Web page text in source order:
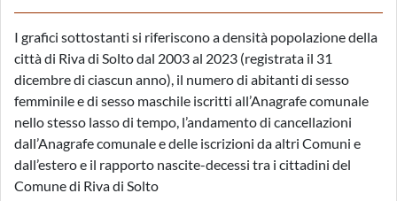
I grafici sottostanti si riferiscono a densità popolazione della
città di Riva di Solto dal 2003 al 2023 (registrata il 31
dicembre di ciascun anno), il numero di abitanti di sesso
femminile e di sesso maschile iscritti all’Anagrafe comunale
nello stesso lasso di tempo, l’andamento di cancellazioni
dall’Anagrafe comunale e delle iscrizioni da altri Comuni e
dall’estero e il rapporto nascite-decessi tra i cittadini del
Comune di Riva di Solto